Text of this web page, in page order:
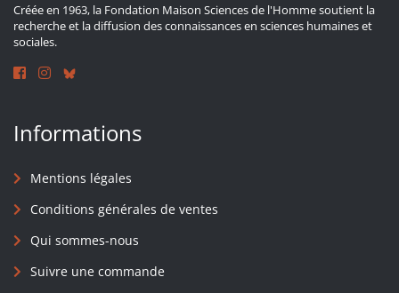
Créée en 1963, la Fondation Maison Sciences de l'Homme soutient la
recherche et la diffusion des connaissances en sciences humaines et
sociales.
Informations
Mentions légales
Conditions générales de ventes
Qui sommes-nous
Suivre une commande